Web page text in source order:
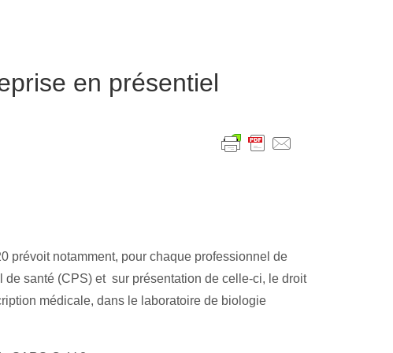
en présentiel
prévoit notamment, pour chaque professionnel de
de santé (CPS) et sur présentation de celle-ci, le droit
médicale, dans le laboratoire de biologie